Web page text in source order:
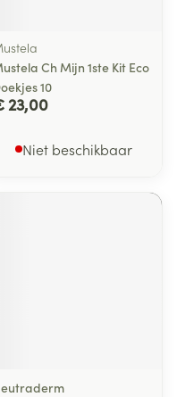
Ch Mijn 1ste Kit Eco
10
23,00
Niet beschikbaar